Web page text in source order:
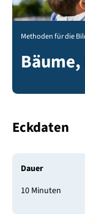
Methoden für die
Eckdaten
Dauer
10 Minuten